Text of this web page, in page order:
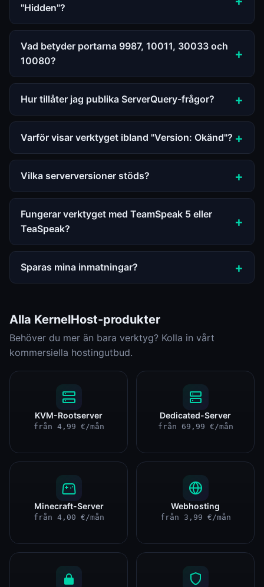
"Hidden"?
Vad betyder portarna 9987, 10011, 30033 och
10080?
Hur tillåter jag publika ServerQuery-frågor?
Varför visar verktyget ibland "Version: Okänd"?
Vilka serverversioner stöds?
Fungerar verktyget med TeamSpeak 5 eller
TeaSpeak?
Sparas mina inmatningar?
Alla KernelHost-produkter
Behöver du mer än bara verktyg? Kolla in vårt
kommersiella hostingutbud.
KVM-Rootserver
från 4,99 €/mån
Dedicated-Server
från 69,99 €/mån
Minecraft-Server
från 4,00 €/mån
Webhosting
från 3,99 €/mån